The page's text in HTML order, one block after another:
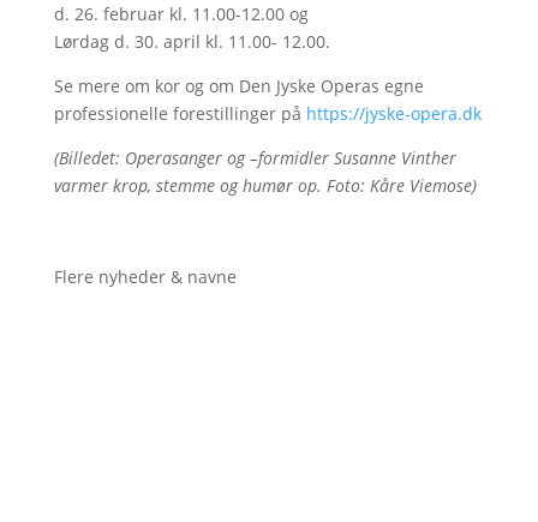
d. 26. februar kl. 11.00-12.00 og
Lørdag d. 30. april kl. 11.00- 12.00.
Se mere om kor og om Den Jyske Operas egne
professionelle forestillinger på https://jyske-opera.dk
(Billedet: Operasanger og –formidler Susanne Vinther
varmer krop, stemme og humør op. Foto: Kåre Viemose)
Flere nyheder & navne